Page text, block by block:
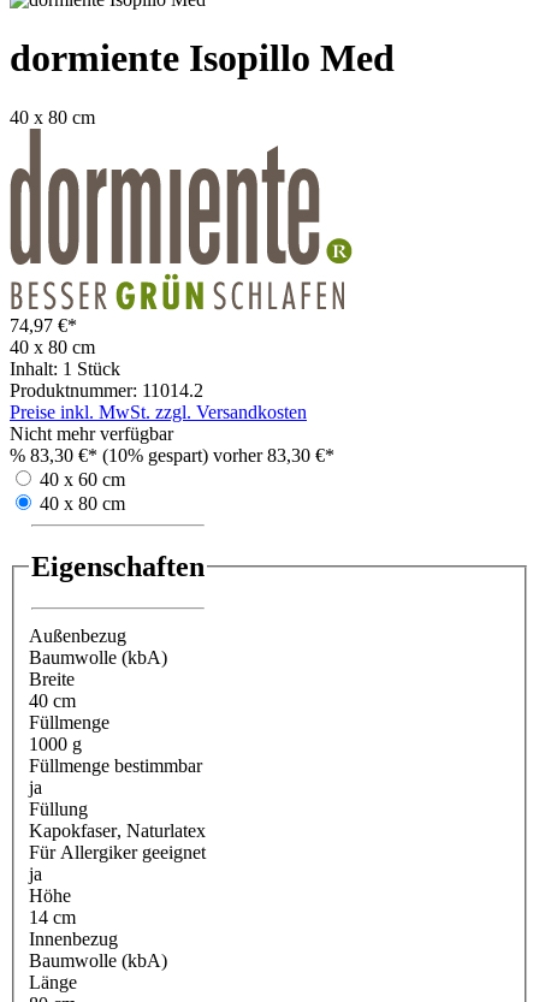
dormiente Isopillo Med
40 x 80 cm
74,97 €*
40 x 80 cm
Inhalt: 1 Stück
Produktnummer: 11014.2
Preise inkl. MwSt. zzgl. Versandkosten
Nicht mehr verfügbar
% 83,30 €* (10% gespart) vorher 83,30 €*
40 x 60 cm
40 x 80 cm
Eigenschaften
Außenbezug
Baumwolle (kbA)
Breite
40 cm
Füllmenge
1000 g
Füllmenge bestimmbar
ja
Füllung
Kapokfaser, Naturlatex
Für Allergiker geeignet
ja
Höhe
14 cm
Innenbezug
Baumwolle (kbA)
Länge